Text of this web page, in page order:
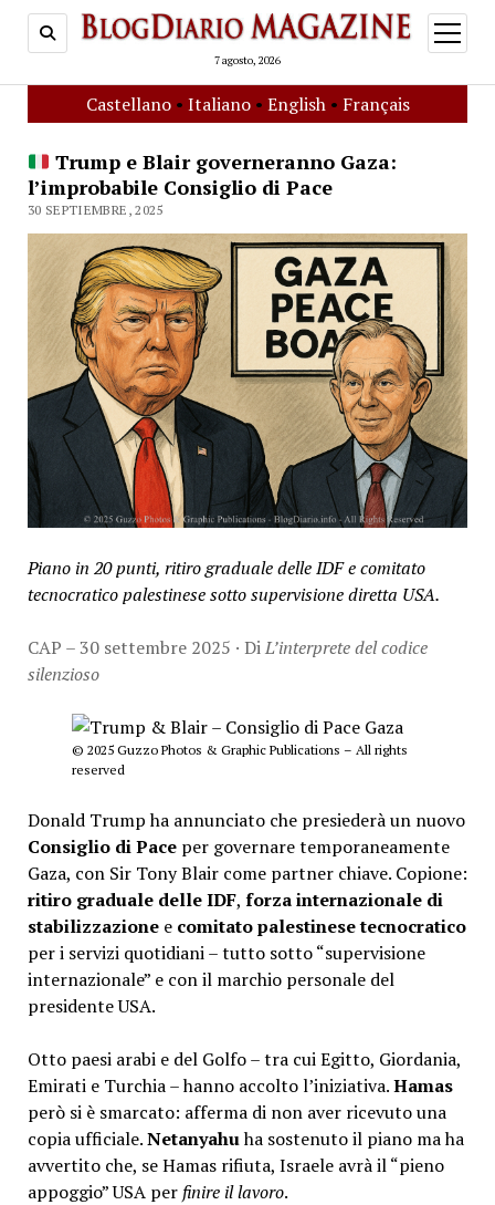
7 agosto, 2026
open
menu
Castellano• Italiano• English• Français
Trump e Blair governeranno Gaza:
l’improbabile Consiglio di Pace
30 SEPTIEMBRE, 2025
Piano in 20 punti, ritiro graduale delle IDF e comitato
tecnocratico palestinese sotto supervisione diretta USA.
CAP – 30 settembre 2025 · DiL’interprete del codice
silenzioso
© 2025 Guzzo Photos & Graphic Publications – All rights
reserved
Donald Trump ha annunciato che presiederà un nuovo
Consiglio di Paceper governare temporaneamente
Gaza, con Sir Tony Blair come partner chiave. Copione:
ritiro graduale delle IDF, forza internazionale di
stabilizzazionee comitato palestinese tecnocratico
per i servizi quotidiani – tutto sotto “supervisione
internazionale” e con il marchio personale del
presidente USA.
Otto paesi arabi e del Golfo – tra cui Egitto, Giordania,
Emirati e Turchia – hanno accolto l’iniziativa.Hamas
però si è smarcato: afferma di non aver ricevuto una
copia ufficiale.Netanyahuha sostenuto il piano ma ha
avvertito che, se Hamas rifiuta, Israele avrà il “pieno
appoggio” USA per finire il lavoro.